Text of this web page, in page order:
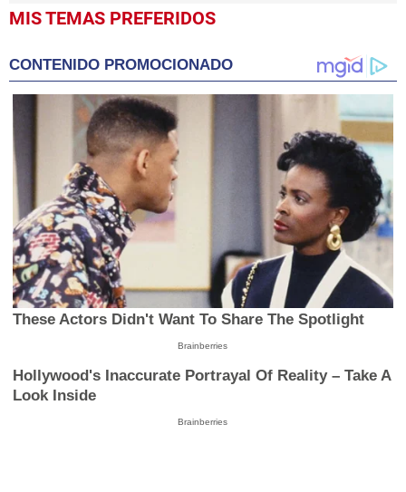
MIS TEMAS PREFERIDOS
CONTENIDO PROMOCIONADO
These Actors Didn't Want To Share The Spotlight
Brainberries
Hollywood's Inaccurate Portrayal Of Reality – Take A
Look Inside
Brainberries